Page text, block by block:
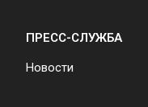
ПРЕСС-СЛУЖБА
Новости